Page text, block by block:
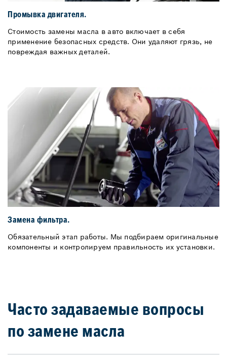
Промывка двигателя.
Стоимость замены масла в авто включает в себя
применение безопасных средств. Они удаляют грязь, не
повреждая важных деталей.
Замена фильтра.
Обязательный этап работы. Мы подбираем оригинальные
компоненты и контролируем правильность их установки.
Часто задаваемые вопросы
по замене масла